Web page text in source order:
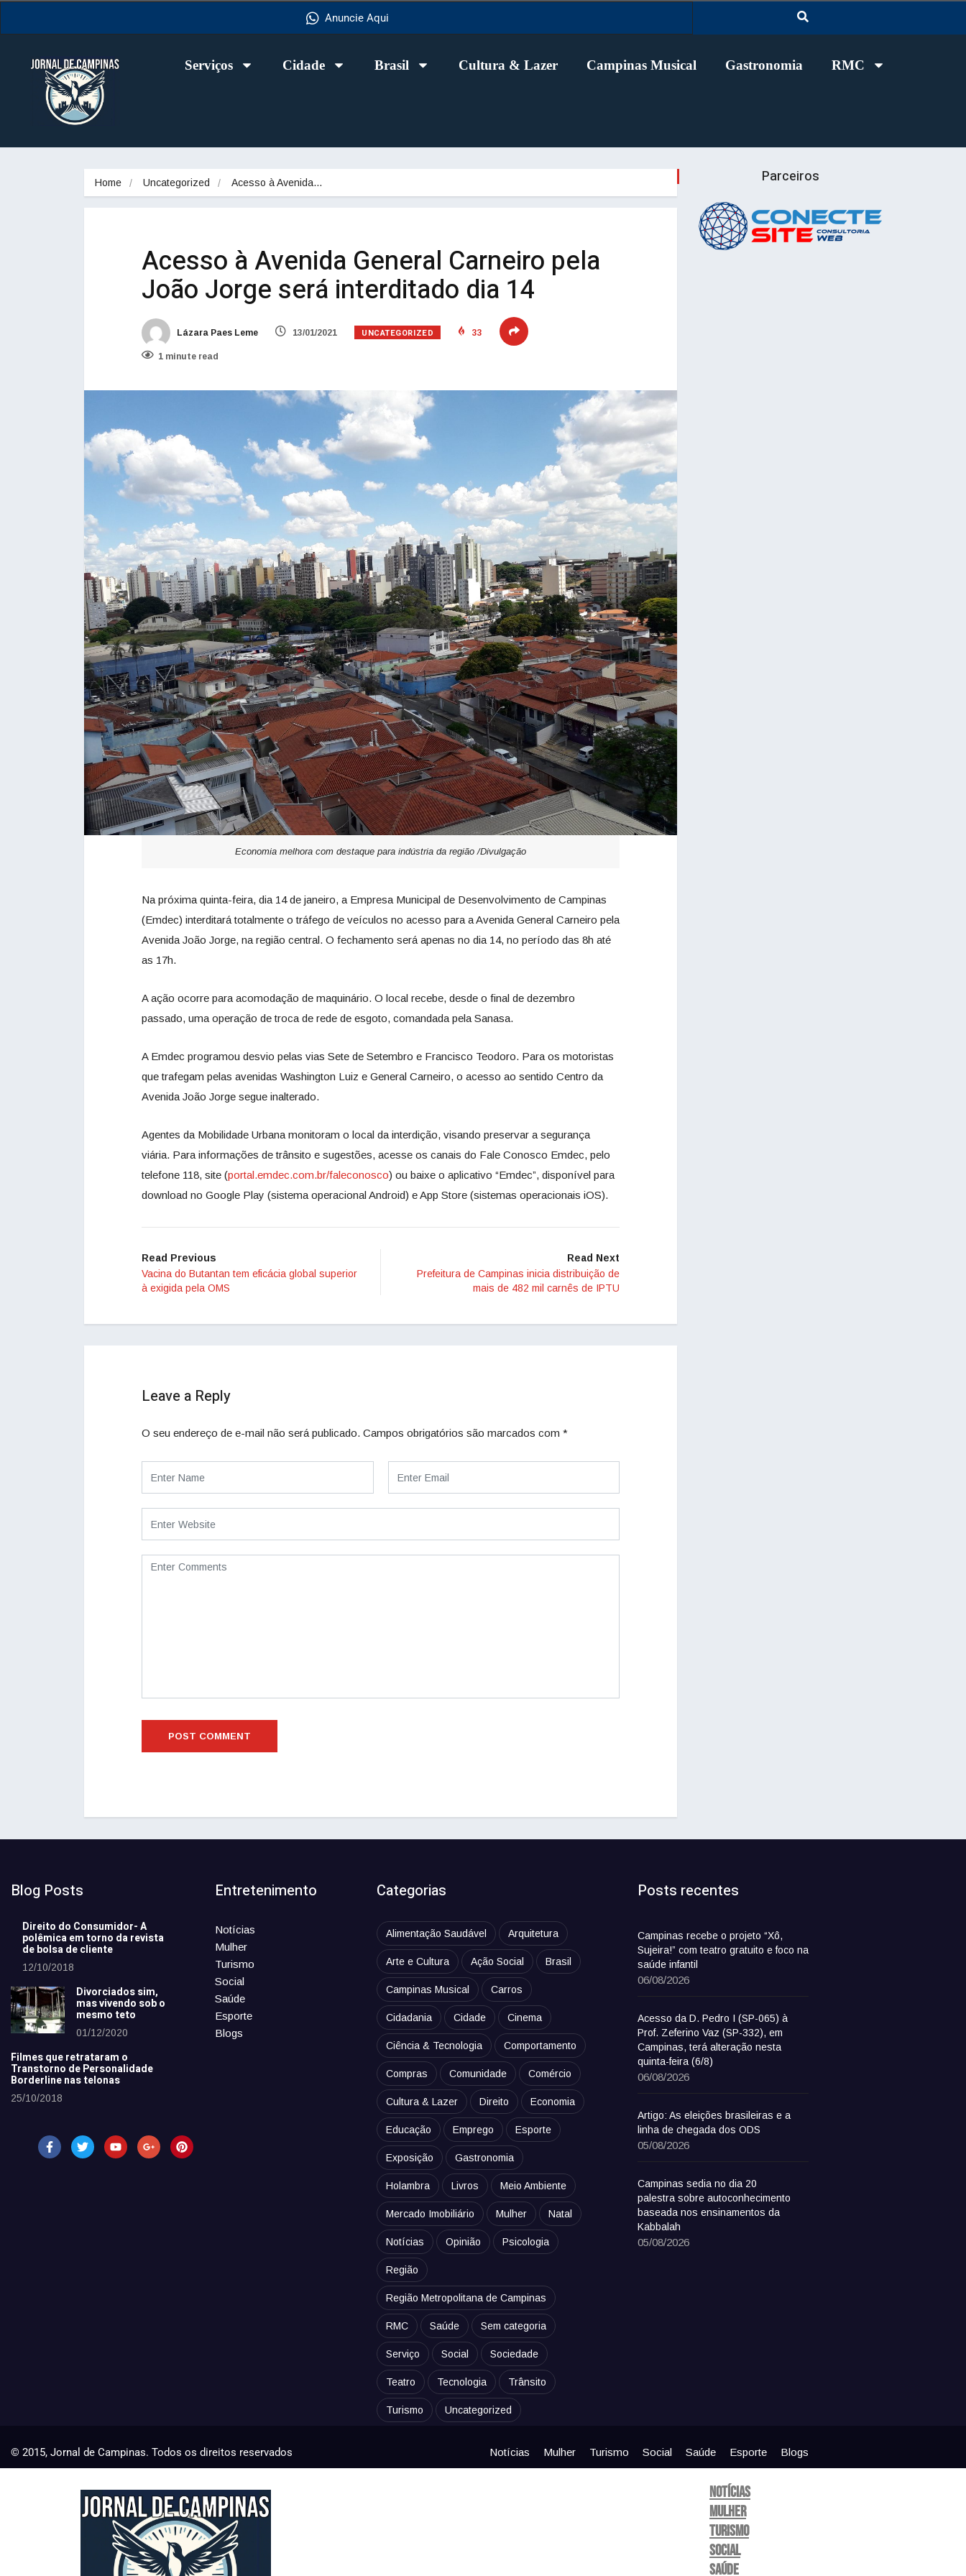
Anuncie Aqui
Serviços Cidade Brasil Cultura & Lazer Campinas Musical Gastronomia RMC
Home Uncategorized Acesso à Avenida…
Acesso à Avenida General Carneiro pela
João Jorge será interditado dia 14
Lázara Paes Leme 13/01/2021 UNCATEGORIZED 33
1 minute read
Economia melhora com destaque para indústria da região /Divulgação
Na próxima quinta-feira, dia 14 de janeiro, a Empresa Municipal de Desenvolvimento de Campinas
(Emdec) interditará totalmente o tráfego de veículos no acesso para a Avenida General Carneiro pela
Avenida João Jorge, na região central. O fechamento será apenas no dia 14, no período das 8h até
as 17h.
A ação ocorre para acomodação de maquinário. O local recebe, desde o final de dezembro
passado, uma operação de troca de rede de esgoto, comandada pela Sanasa.
A Emdec programou desvio pelas vias Sete de Setembro e Francisco Teodoro. Para os motoristas
que trafegam pelas avenidas Washington Luiz e General Carneiro, o acesso ao sentido Centro da
Avenida João Jorge segue inalterado.
Agentes da Mobilidade Urbana monitoram o local da interdição, visando preservar a segurança
viária. Para informações de trânsito e sugestões, acesse os canais do Fale Conosco Emdec, pelo
telefone 118, site (portal.emdec.com.br/faleconosco) ou baixe o aplicativo “Emdec”, disponível para
download no Google Play (sistema operacional Android) e App Store (sistemas operacionais iOS).
Read Previous
Vacina do Butantan tem eficácia global superior
à exigida pela OMS
Read Next
Prefeitura de Campinas inicia distribuição de
mais de 482 mil carnês de IPTU
Leave a Reply
O seu endereço de e-mail não será publicado. Campos obrigatórios são marcados com *
Parceiros
Blog Posts
Direito do Consumidor- A
polêmica em torno da revista
de bolsa de cliente
12/10/2018
Divorciados sim,
mas vivendo sob o
mesmo teto
01/12/2020
Filmes que retrataram o
Transtorno de Personalidade
Borderline nas telonas
25/10/2018
Entretenimento
Notícias
Mulher
Turismo
Social
Saúde
Esporte
Blogs
Categorias
Alimentação Saudável Arquitetura
Arte e Cultura Ação Social Brasil
Campinas Musical Carros
Cidadania Cidade Cinema
Ciência & Tecnologia Comportamento
Compras Comunidade Comércio
Cultura & Lazer Direito Economia
Educação Emprego Esporte
Exposição Gastronomia
Holambra Livros Meio Ambiente
Mercado Imobiliário Mulher Natal
Notícias Opinião Psicologia
Região
Região Metropolitana de Campinas
RMC Saúde Sem categoria
Serviço Social Sociedade
Teatro Tecnologia Trânsito
Turismo Uncategorized
Posts recentes
Campinas recebe o projeto “Xô,
Sujeira!” com teatro gratuito e foco na
saúde infantil
06/08/2026
Acesso da D. Pedro I (SP-065) à
Prof. Zeferino Vaz (SP-332), em
Campinas, terá alteração nesta
quinta-feira (6/8)
06/08/2026
Artigo: As eleições brasileiras e a
linha de chegada dos ODS
05/08/2026
Campinas sedia no dia 20
palestra sobre autoconhecimento
baseada nos ensinamentos da
Kabbalah
05/08/2026
© 2015, Jornal de Campinas. Todos os direitos reservados Notícias Mulher Turismo Social Saúde Esporte Blogs
Notícias
Mulher
Turismo
Social
Saúde